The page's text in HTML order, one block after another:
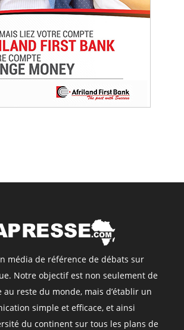
média de référence de débats sur
Notre objectif est non seulement de
au reste du monde, mais d’établir un
simple et efficace, et ainsi
du continent sur tous les plans de